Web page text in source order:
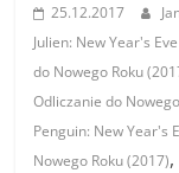
25.12.2017
Julien: New Year's
do Nowego Roku
Odliczanie do
Penguin: New Year's
Nowego Roku (2017),